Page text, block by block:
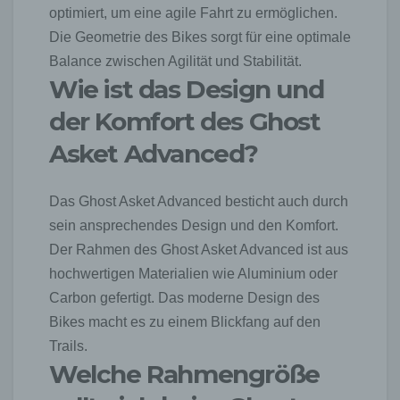
optimiert, um eine agile Fahrt zu ermöglichen.
Die Geometrie des Bikes sorgt für eine optimale
Balance zwischen Agilität und Stabilität.
Wie ist das Design und
der Komfort des Ghost
Asket Advanced?
Das Ghost Asket Advanced besticht auch durch
sein ansprechendes Design und den Komfort.
Der Rahmen des Ghost Asket Advanced ist aus
hochwertigen Materialien wie Aluminium oder
Carbon gefertigt. Das moderne Design des
Bikes macht es zu einem Blickfang auf den
Trails.
Welche Rahmengröße
Person durch einen abgegebenen Kommentar die
Rechte Dritter verletzt oder rechtswidrige Inhalte postet.
Die Speicherung dieser personenbezogenen Daten
erfolgt daher im eigenen Interesse des für die
Verarbeitung Verantwortlichen, damit sich dieser im
Falle einer Rechtsverletzung gegebenenfalls
exkulpieren könnte. Es erfolgt keine Weitergabe dieser
erhobenen personenbezogenen Daten an Dritte, sofern
eine solche Weitergabe nicht gesetzlich vorgeschrieben
Verantwortlichen dient.
Gravatar
Bei Kommentaren wird auf den Gravatar Service von
Auttomatic zurückgegriffen. Gravatar gleicht Ihre Email-
Adresse ab und bildet – sofern Sie dort registriert sind –
Ihr Avatar-Bild neben dem Kommentar ab. Sollten Sie
nicht registriert sein, wird kein Bild angezeigt. Zu
beachten ist, dass alle registrierten WordPress-User
Gravatar:https://de.gravatar.com